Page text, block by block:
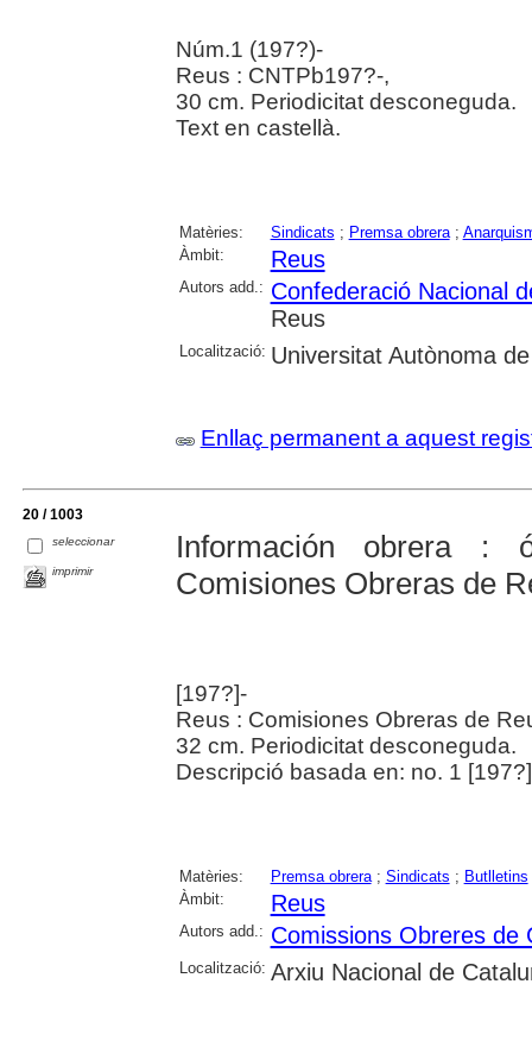
Núm.1 (197?)-
Reus : CNTPb197?-,
30 cm. Periodicitat desconeguda.
Text en castellà.
Matèries: Sindicats ; Premsa obrera;
Àmbit:
Reus
Autors add.: Confederació Nacional
Reus
Localització: Universitat Autònoma
Enllaç permanent a aquest
20 / 1003
seleccionar
imprimir
Información obrera :
Comisiones Obreras de
[197?]-
Reus : Comisiones Obreras de
32 cm. Periodicitat desconeguda.
Descripció basada en: no. 1
Matèries: Premsa obrera; Sindicats ; Butlletins
Àmbit:
Reus
Autors add.: Comissions Obreres de
Localització: Arxiu Nacional de